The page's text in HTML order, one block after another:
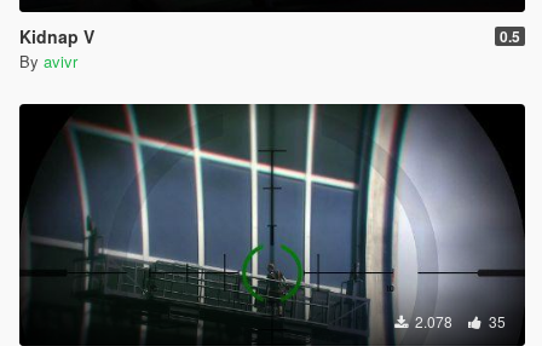
Kidnap V 0.5
By avivr
2.078 35